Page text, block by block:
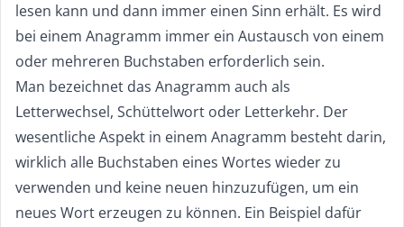
lesen kann und dann immer einen Sinn erhält. Es wird
bei einem Anagramm immer ein Austausch von einem
oder mehreren Buchstaben erforderlich sein.
Man bezeichnet das Anagramm auch als
Letterwechsel, Schüttelwort oder Letterkehr. Der
wesentliche Aspekt in einem Anagramm besteht darin,
wirklich alle Buchstaben eines Wortes wieder zu
verwenden und keine neuen hinzuzufügen, um ein
neues Wort erzeugen zu können. Ein Beispiel dafür